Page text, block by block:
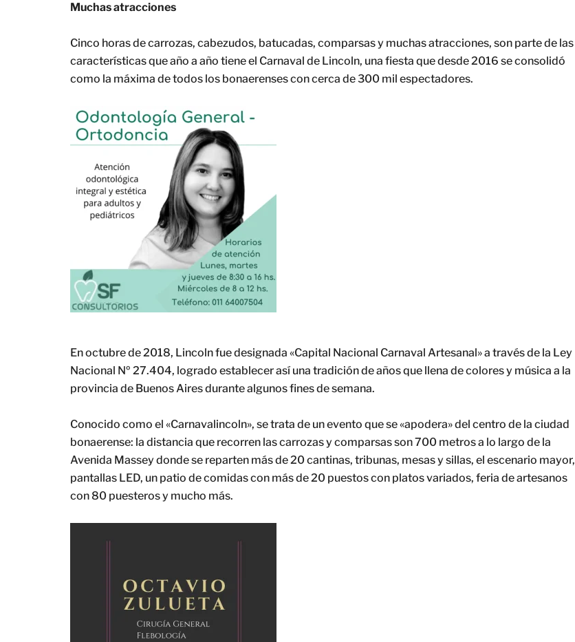
Muchas atracciones
Cinco horas de carrozas, cabezudos, batucadas, comparsas y muchas atracciones, son parte de las
características que año a año tiene el Carnaval de Lincoln, una fiesta que desde 2016 se consolidó
como la máxima de todos los bonaerenses con cerca de 300 mil espectadores.
En octubre de 2018, Lincoln fue designada «Capital Nacional Carnaval Artesanal» a través de la Ley
Nacional Nº 27.404, logrado establecer así una tradición de años que llena de colores y música a la
provincia de Buenos Aires durante algunos fines de semana.
Conocido como el «Carnavalincoln», se trata de un evento que se «apodera» del centro de la ciudad
bonaerense: la distancia que recorren las carrozas y comparsas son 700 metros a lo largo de la
Avenida Massey donde se reparten más de 20 cantinas, tribunas, mesas y sillas, el escenario mayor,
pantallas LED, un patio de comidas con más de 20 puestos con platos variados, feria de artesanos
con 80 puesteros y mucho más.